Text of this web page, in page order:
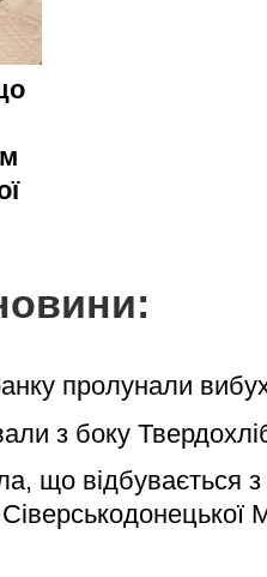
пролунали
з боку
що відбувається з